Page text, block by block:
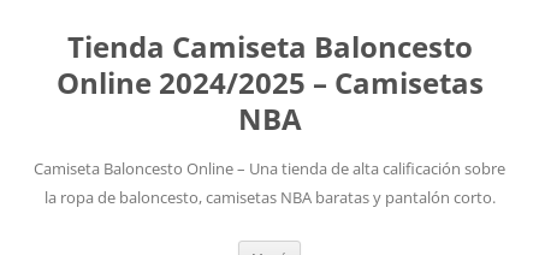
Tienda Camiseta Baloncesto
Online 2024/2025 – Camisetas
NBA
Camiseta Baloncesto Online – Una tienda de alta calificación sobre
la ropa de baloncesto, camisetas NBA baratas y pantalón corto.